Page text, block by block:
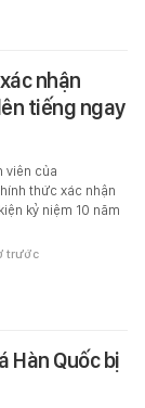
nhận
tiếng ngay
viên của
thức xác nhận
kỷ niệm 10 năm
trước
Hàn Quốc bị